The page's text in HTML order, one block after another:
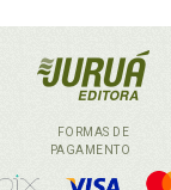
FORMAS DE
PAGAMENTO